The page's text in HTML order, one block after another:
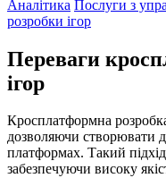
Аналітика Послуги з
розробки ігор
Переваги
ігор
Кросплатформна
дозволяючи створювати
платформах. Такий
забезпечуючи високу